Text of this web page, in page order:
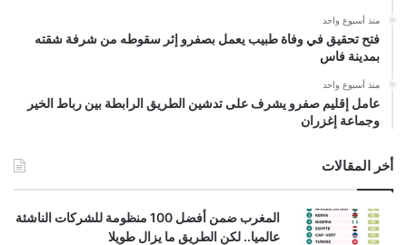
منذ أسبوع واحد
فتح تحقيق في وفاة طبيب يعمل بصفرو إثر سقوطه من شرفة شقته
بمدينة فاس
منذ أسبوع واحد
عامل إقليم صفرو يشرف على تدشين الطريق الرابطة بين رباط الخير
وجماعة إغزران
أخر المقالات
المغرب ضمن أفضل 100 منظومة للشركات الناشئة
عالميا.. لكن الطريق ما يزال طويلا